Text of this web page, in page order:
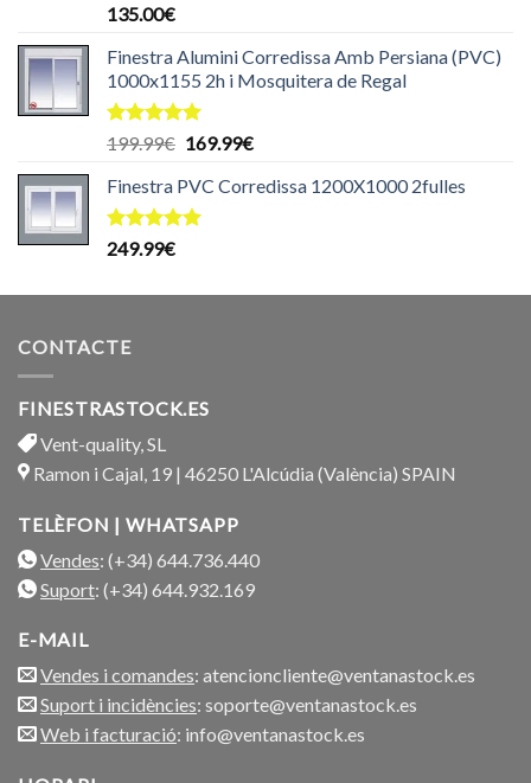
Puntuat
de 5
135.00€
Finestra Alumini Corredissa Amb Persiana (PVC)
1000x1155 2h i Mosquitera de Regal
Puntuat
de 5
199.99€ El
original
era:
169.99€El
actual
Finestra PVC Corredissa 1200X1000 2fulles
Puntuat
249.99€
CONTACTE
FINESTRASTOCK.ES
Vent-quality, SL
Ramon i Cajal, 19 | 46250 L'Alcúdia (València) SPAIN
TELÈFON | WHATSAPP
Vendes: (+34) 644.736.440
Suport: (+34) 644.932.169
E-MAIL
Vendes i comandes: atencioncliente@ventanastock.es
Suport i incidències: soporte@ventanastock.es
Web i facturació: info@ventanastock.es